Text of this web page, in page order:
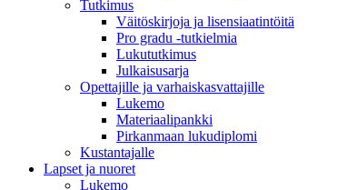
Tutkimus
Väitöskirjoja ja lisensiaatintöitä
Pro gradu -tutkielmia
Lukututkimus
Julkaisusarja
Opettajille ja varhaiskasvattajille
Lukemo
Materiaalipankki
Pirkanmaan lukudiplomi
Kustantajalle
Lapset ja nuoret
Lukemo